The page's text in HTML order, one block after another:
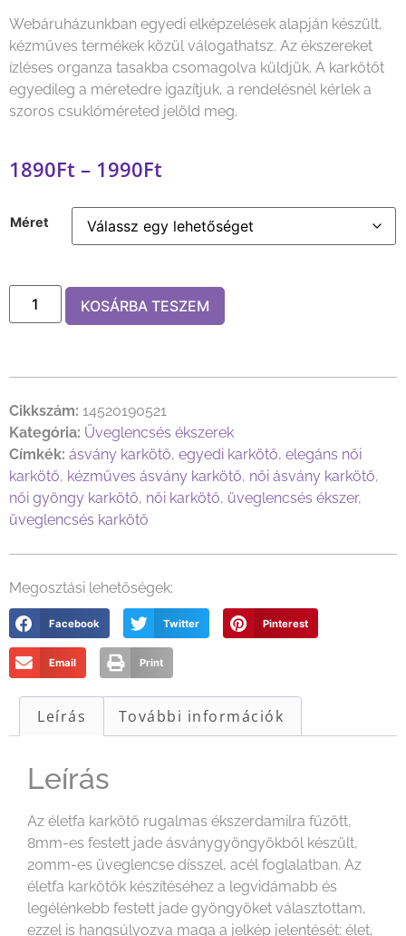
Webáruházunkban egyedi elképzelések alapján készült,
kézműves termékek közül válogathatsz. Az ékszereket
ízléses organza tasakba csomagolva küldjük. A karkötőt
egyedileg a méretedre igazítjuk, a rendelésnél kérlek a
szoros csuklóméreted jelöld meg.
1890Ft – 1990Ft
Méret
KOSÁRBA TESZEM
Cikkszám: 14520190521
Kategória: Üveglencsés ékszerek
Címkék: ásvány karkötő, egyedi karkötő, elegáns női
karkötő, kézműves ásvány karkötő, női ásvány karkötő,
női gyöngy karkötő, női karkötő, üveglencsés ékszer,
üveglencsés karkötő
Megosztási lehetőségek:
Facebook Twitter Pinterest
Email Print
Leírás További információk
Leírás
Az életfa karkötő rugalmas ékszerdamilra fűzött,
8mm-es festett jade ásványgyöngyökből készült,
20mm-es üveglencse dísszel, acél foglalatban. Az
életfa karkötők készítéséhez a legvidámabb és
legélénkebb festett jade gyöngyöket választottam,
ezzel is hangsúlyozva maga a jelkép jelentését: élet,